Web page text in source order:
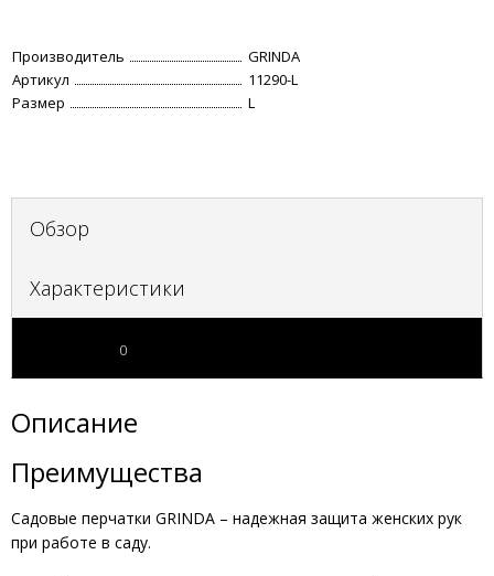
Производитель
GRINDA
Артикул
11290-L
Размер
L
Обзор
Характеристики
0
Описание
Преимущества
Садовые перчатки GRINDA – надежная защита женских рук
при работе в саду.